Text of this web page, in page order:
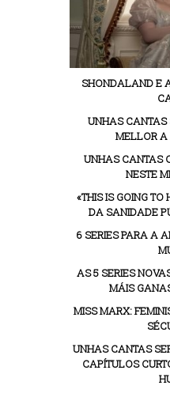
SHONDALAND E
UNHAS CANTAS
MELLOR A
UNHAS CANTAS
NESTE
«THIS IS GOING TO
DA SANIDADE
6 SERIES PARA A
AS 5 SERIES
MÁIS
MISS MARX:
UNHAS CANTAS
CAPÍTULOS